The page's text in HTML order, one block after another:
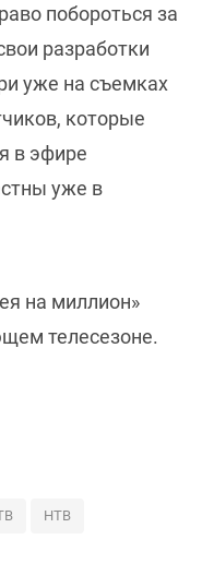
побороться за
разработки
уже на съемках
которые
в эфире
уже в
на миллион»
телесезоне.
НТВ